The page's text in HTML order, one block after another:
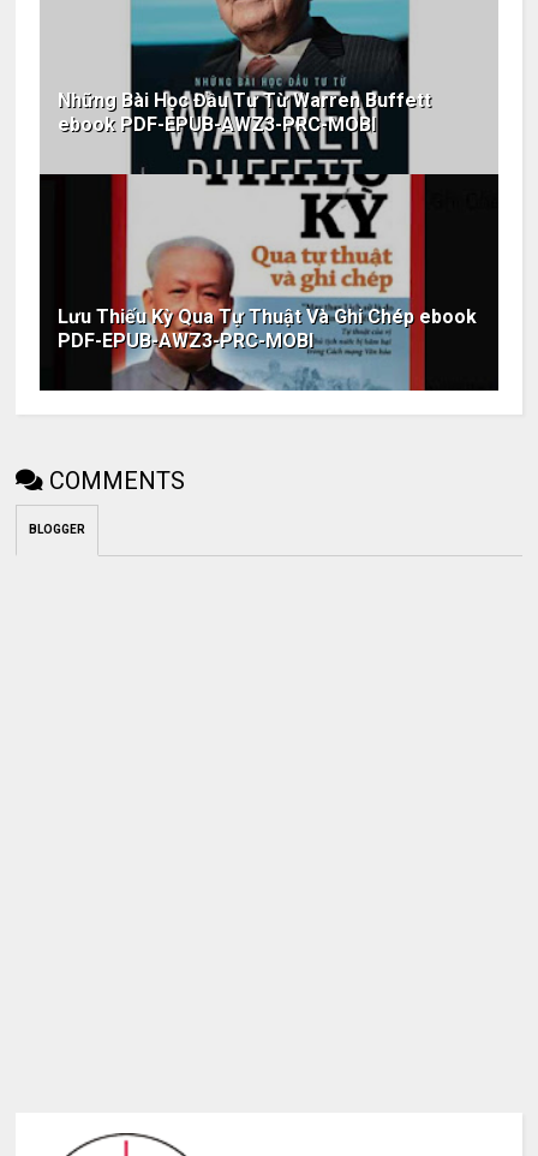
Những Bài Học Đầu Tư Từ Warren Buffett
ebook PDF-EPUB-AWZ3-PRC-MOBI
Lưu Thiếu Kỳ Qua Tự Thuật Và Ghi Chép ebook
PDF-EPUB-AWZ3-PRC-MOBI
COMMENTS
BLOGGER